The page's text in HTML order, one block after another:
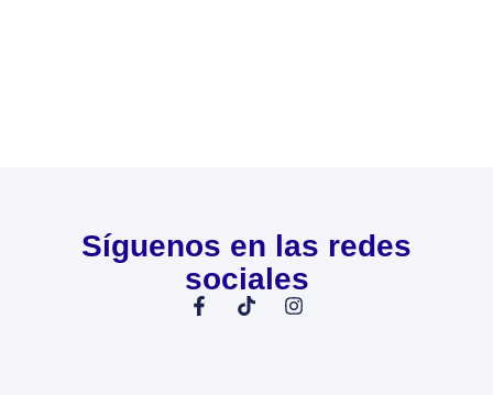
Síguenos en las redes
sociales